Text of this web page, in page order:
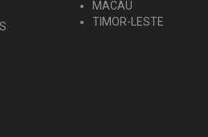
MACAU
TIMOR-LESTE